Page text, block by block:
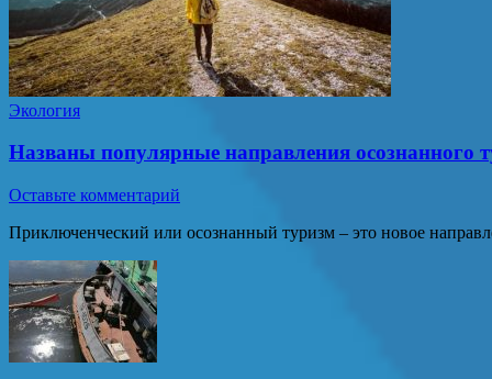
Экология
Названы популярные направления осознанного
Оставьте комментарий
Приключенческий или осознанный туризм – это новое